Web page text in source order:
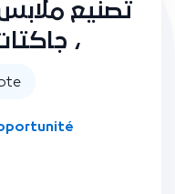
تصنيع ملابس
،